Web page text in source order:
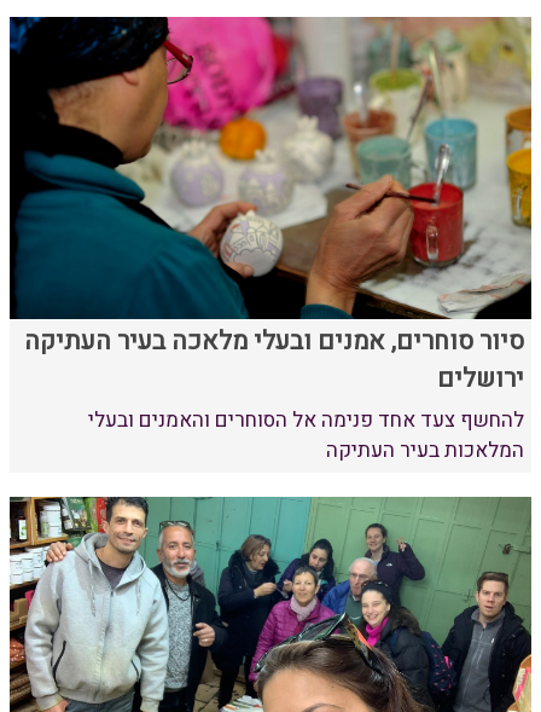
סיור סוחרים, אמנים ובעלי מלאכה בעיר העתיקה
ירושלים
להחשף צעד אחד פנימה אל הסוחרים והאמנים ובעלי
המלאכות בעיר העתיקה